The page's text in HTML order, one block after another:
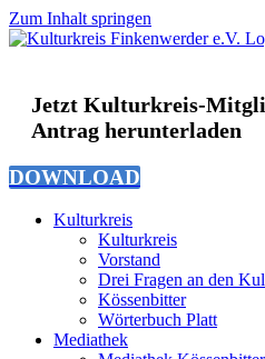
Zum Inhalt springen
Jetzt Kulturkreis-
Antrag herunterladen
DOWNLOAD
Kulturkreis
Kulturkreis
Vorstand
Drei Fragen an den
Kössenbitter
Wörterbuch Platt
Mediathek